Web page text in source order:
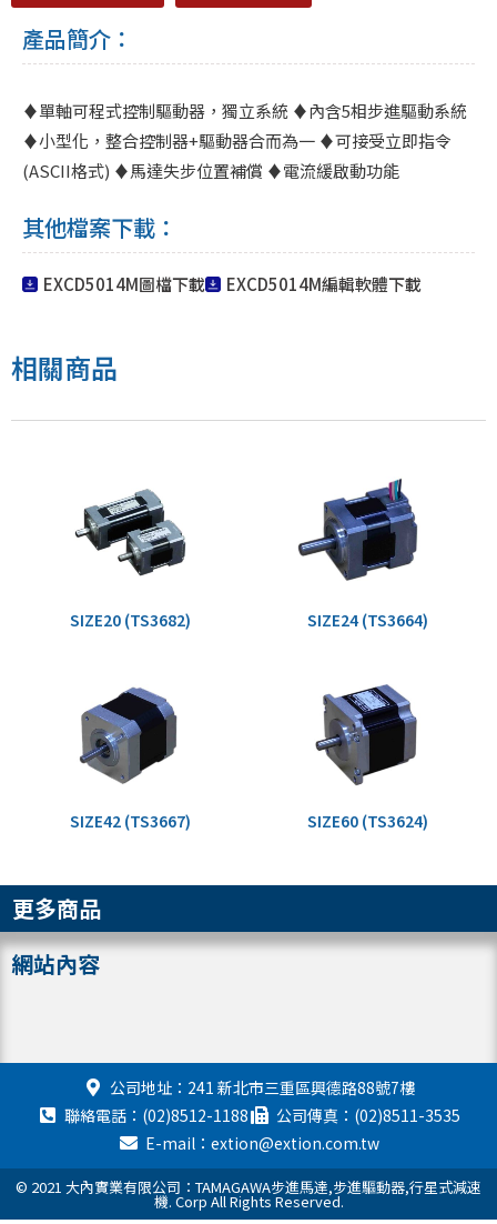
產品簡介：
♦單軸可程式控制驅動器，獨立系統 ♦內含5相步進驅動系統
♦小型化，整合控制器+驅動器合而為一 ♦可接受立即指令
(ASCII格式) ♦馬達失步位置補償 ♦電流緩啟動功能
其他檔案下載：
EXCD5014M圖檔下載 EXCD5014M編輯軟體下載
相關商品
SIZE20 (TS3682) SIZE24 (TS3664)
SIZE42 (TS3667) SIZE60 (TS3624)
更多商品
網站內容
公司地址：241 新北市三重區興德路88號7樓
聯絡電話：(02)8512-1188
公司傳真：(02)8511-3535
E-mail：extion@extion.com.tw
© 2021 大內實業有限公司：TAMAGAWA步進馬達,步進驅動器,行星式減速
機. Corp All Rights Reserved.